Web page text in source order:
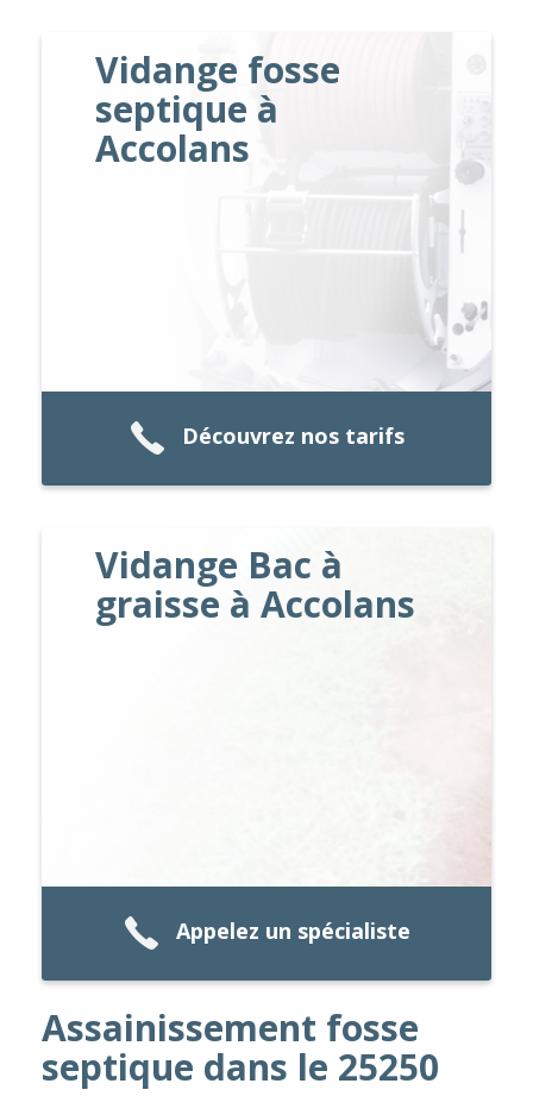
Vidange fosse
septique à
Accolans
Découvrez nos tarifs
Vidange Bac à
graisse à Accolans
Appelez un spécialiste
Assainissement fosse
septique dans le 25250